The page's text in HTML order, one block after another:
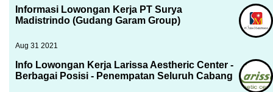
Informasi Lowongan Kerja PT Surya
Madistrindo (Gudang Garam Group)
Aug 31 2021
Info Lowongan Kerja Larissa Aestheric Center -
Berbagai Posisi - Penempatan Seluruh Cabang